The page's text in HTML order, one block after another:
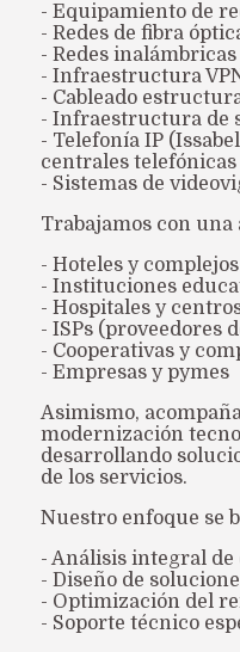
- Equipamiento de
- Redes de fibra
- Redes
- Infraestructura
- Cableado
- Infraestructura de
- Telefonía IP
centrales telefónicas
- Sistemas de
Trabajamos con
- Hoteles y
- Instituciones
- Hospitales y
- ISPs (proveedores
- Cooperativas y
- Empresas y pymes
Asimismo,
modernización
desarrollando
de los servicios.
Nuestro enfoque se
- Análisis integral de
- Diseño de
- Optimización del
- Soporte técnico